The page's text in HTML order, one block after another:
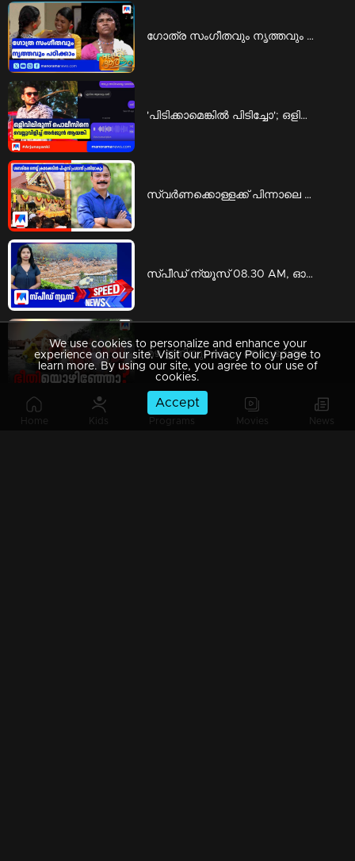
Home Kids Programs Movies News
ഗോത്ര സംഗീതവും നൃത്തവും പഠിക്കാം; ‘കിര്‍ത്താഡ്സ് ’ ഒരുക്കുന്ന പരിശീലനം | KIRTADS
'പിടിക്കാമെങ്കിൽ പിടിച്ചോ'; ഒളിവിലിരുന്ന് പൊലീസിനെ വെല്ലുവിളിച്ച് അർജുൻ ആയങ്കി | Arjun ayanki
സ്വര്‍ണക്കൊള്ളക്ക് പിന്നാലെ ശബരിമല നെയ്യ് ക്രമക്കേടിലും പി.എസ്. പ്രശാന്ത് പ്രതിയാകും | ps prashanth
സ്പീഡ് ന്യൂസ് 08.30 AM, ഓഗസ്റ്റ് 06, 2026 | Speed News
മഴ ഇനിയും വരും; അനുഭവങ്ങളില്‍ നിന്ന് പാഠമുള്‍ക്കൊളളണ്ടേ? | Special Programs
We use cookies to personalize and enhance your
experience on our site. Visit our Privacy Policy page to
learn more. By using our site, you agree to our use of
cookies.
Accept